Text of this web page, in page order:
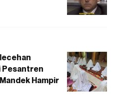
Pesantren
Hampir